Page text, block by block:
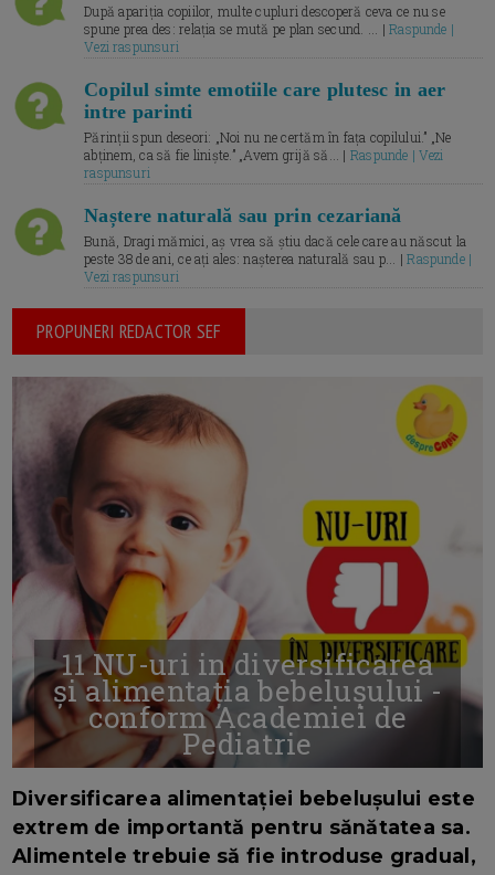
După apariția copiilor, multe cupluri descoperă ceva ce nu se
spune prea des: relația se mută pe plan secund. ... |Raspunde |
Vezi raspunsuri
Copilul simte emotiile care plutesc in aer
intre parinti
Părinții spun deseori: „Noi nu ne certăm în fața copilului.” „Ne
abținem, ca să fie liniște.” „Avem grijă să... | Raspunde | Vezi
raspunsuri
Naștere naturală sau prin cezariană
Bună, Dragi mămici, aș vrea să știu dacă cele care au născut la
peste 38 de ani, ce ați ales: nașterea naturală sau p... |Raspunde |
Vezi raspunsuri
PROPUNERI REDACTOR SEF
11 NU-uri in diversificarea
și alimentația bebelușului -
conform Academiei de
Pediatrie
Diversificarea alimentației bebelușului este
extrem de importantă pentru sănătatea sa.
Alimentele trebuie să fie introduse gradual,